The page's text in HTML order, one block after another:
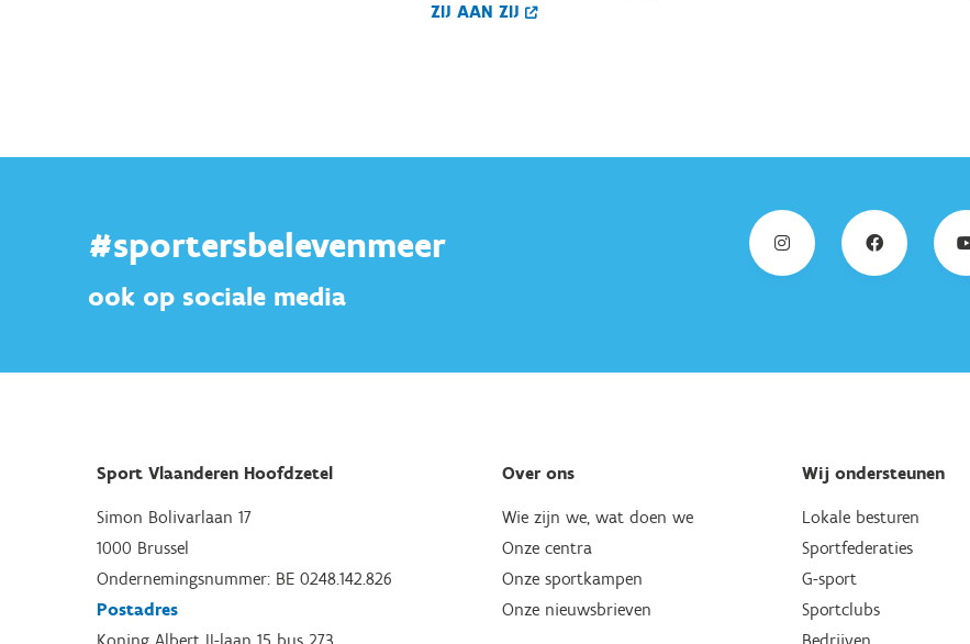
ZIJ AAN ZIJ
#sportersbelevenmeer
ook op sociale media
Sport Vlaanderen Hoofdzetel
Simon Bolivarlaan 17
1000 Brussel
Ondernemingsnummer: BE 0248.142.826
Postadres
Over ons
Wie zijn we, wat doen we
Onze centra
Onze sportkampen
Onze nieuwsbrieven
Wij ondersteunen
Lokale besturen
Sportfederaties
G-sport
Sportclubs